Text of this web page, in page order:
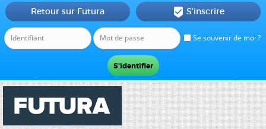
Se souvenir de moi ?
Retour sur Futura  S'inscrire